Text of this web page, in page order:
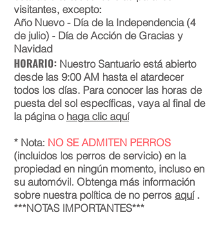
visitantes, excepto:
Año Nuevo - Día de la Independencia (4
de julio) - Día de Acción de Gracias y
Navidad
HORARIO: Nuestro Santuario está abierto
desde las 9:00 AM hasta el atardecer
todos los días. Para conocer las horas de
puesta del sol específicas, vaya al final de
la página o haga clic aquí
* Nota: NO SE ADMITEN PERROS
(incluidos los perros de servicio) en la
propiedad en ningún momento, incluso en
su automóvil. Obtenga más información
sobre nuestra política de no perros aquí.
***NOTAS IMPORTANTES***